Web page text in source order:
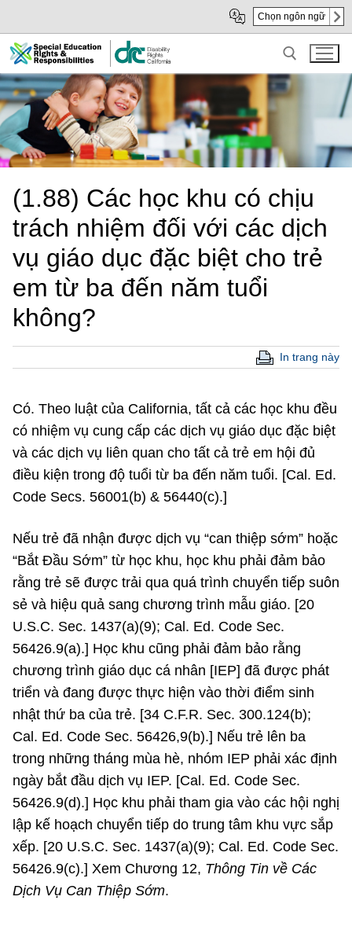
Main
Content
sub
navigation
Chọn ngôn ngữ
Search for:
(1.88) Các học khu có chịu
trách nhiệm đối với các dịch
vụ giáo dục đặc biệt cho trẻ
em từ ba đến năm tuổi
không?
In trang này
Có. Theo luật của California, tất cả các học khu đều
có nhiệm vụ cung cấp các dịch vụ giáo dục đặc biệt
và các dịch vụ liên quan cho tất cả trẻ em hội đủ
điều kiện trong độ tuổi từ ba đến năm tuổi. [Cal. Ed.
Code Secs. 56001(b) & 56440(c).]
Nếu trẻ đã nhận được dịch vụ “can thiệp sớm” hoặc
“Bắt Đầu Sớm” từ học khu, học khu phải đảm bảo
rằng trẻ sẽ được trải qua quá trình chuyển tiếp suôn
sẻ và hiệu quả sang chương trình mẫu giáo. [20
U.S.C. Sec. 1437(a)(9); Cal. Ed. Code Sec.
56426.9(a).] Học khu cũng phải đảm bảo rằng
chương trình giáo dục cá nhân [IEP] đã được phát
triển và đang được thực hiện vào thời điểm sinh
nhật thứ ba của trẻ. [34 C.F.R. Sec. 300.124(b);
Cal. Ed. Code Sec. 56426,9(b).] Nếu trẻ lên ba
trong những tháng mùa hè, nhóm IEP phải xác định
ngày bắt đầu dịch vụ IEP. [Cal. Ed. Code Sec.
56426.9(d).] Học khu phải tham gia vào các hội nghị
lập kế hoạch chuyển tiếp do trung tâm khu vực sắp
xếp. [20 U.S.C. Sec. 1437(a)(9); Cal. Ed. Code Sec.
56426.9(c).] Xem Chương 12, Thông Tin về Các
Dịch Vụ Can Thiệp Sớm.